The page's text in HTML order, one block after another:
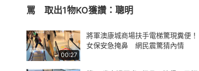
罵 取出1物KO獲讚：聰明
00:27
將軍澳康城商場扶手電梯驚現糞便！
女保安急掩鼻 網民震驚猜內情